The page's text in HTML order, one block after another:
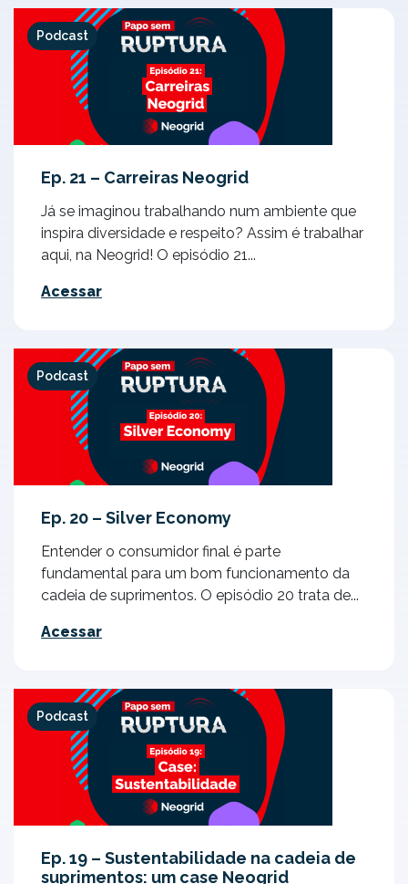
Podcast
Ep. 21 – Carreiras Neogrid
Já se imaginou trabalhando num ambiente que
inspira diversidade e respeito? Assim é trabalhar
aqui, na Neogrid! O episódio 21...
Acessar
Podcast
Ep. 20 – Silver Economy
Entender o consumidor final é parte
fundamental para um bom funcionamento da
cadeia de suprimentos. O episódio 20 trata de...
Acessar
Podcast
Ep. 19 – Sustentabilidade na cadeia de
suprimentos: um case Neogrid